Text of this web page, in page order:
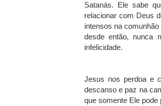
Satanás. Ele sabe
relacionar com Deus
intensos na
desde então, nunca
infelicidade.
Jesus nos perdoa e
descanso e paz na
que somente Ele pode